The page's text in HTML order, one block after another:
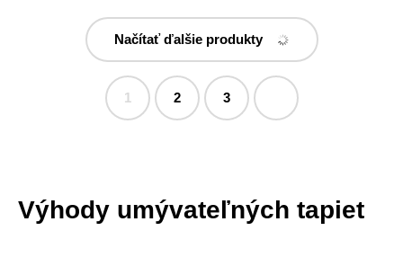
Načítať ďalšie produkty
1 2 3
Výhody umývateľných tapiet